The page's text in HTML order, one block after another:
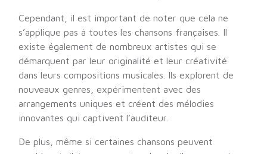
Cependant, il est important de noter que cela ne
s’applique pas à toutes les chansons françaises. Il
existe également de nombreux artistes qui se
démarquent par leur originalité et leur créativité
dans leurs compositions musicales. Ils explorent de
nouveaux genres, expérimentent avec des
arrangements uniques et créent des mélodies
innovantes qui captivent l’auditeur.
De plus, même si certaines chansons peuvent